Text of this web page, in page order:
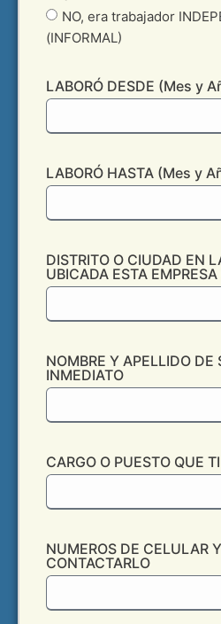
NO, era trabajador
(INFORMAL)
LABORÓ DESDE (Mes y
LABORÓ HASTA (Mes y
DISTRITO O CIUDAD EN
UBICADA ESTA
NOMBRE Y APELLIDO DE
INMEDIATO
CARGO O PUESTO QUE
NUMEROS DE CELULAR
CONTACTARLO